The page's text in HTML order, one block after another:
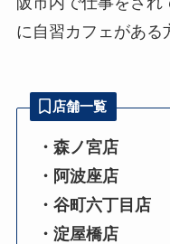
に自習カフェがある
店舗一覧
・森ノ宮店
・阿波座店
・谷町六丁目店
・淀屋橋店